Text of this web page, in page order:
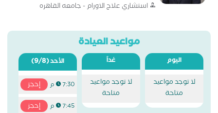
استشاري علاج الاورام - جامعه القاهره
مواعيد العيادة
اليوم
لا توجد مواعيد
متاحة
غداً
لا توجد مواعيد
متاحة
الأحد(9/8)
7:30 م إحجز
7:45 م إحجز